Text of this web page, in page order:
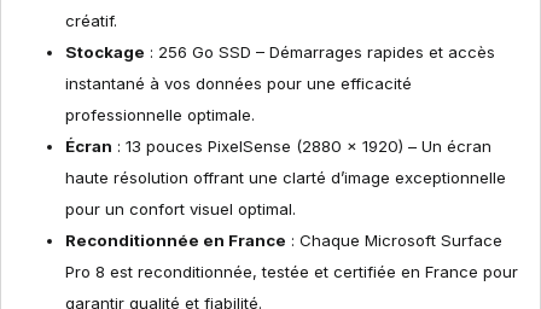
créatif.
Stockage : 256 Go SSD – Démarrages rapides et accès
instantané à vos données pour une efficacité
professionnelle optimale.
Écran : 13 pouces PixelSense (2880 x 1920) – Un écran
haute résolution offrant une clarté d’image exceptionnelle
pour un confort visuel optimal.
Reconditionnée en France : Chaque Microsoft Surface
Pro 8 est reconditionnée, testée et certifiée en France pour
garantir qualité et fiabilité.